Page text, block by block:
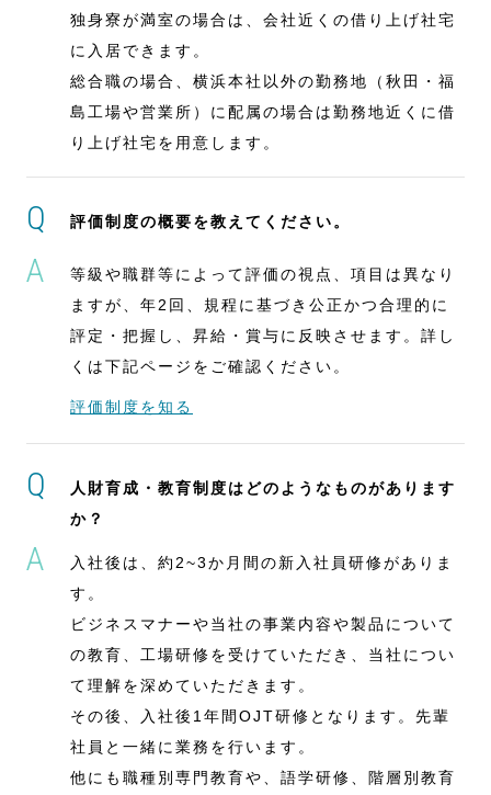
独身寮が満室の場合は、会社近くの借り上げ社宅
に入居できます。
総合職の場合、横浜本社以外の勤務地（秋田・福
島工場や営業所）に配属の場合は勤務地近くに借
り上げ社宅を用意します。
評価制度の概要を教えてください。
等級や職群等によって評価の視点、項目は異なり
ますが、年2回、規程に基づき公正かつ合理的に
評定・把握し、昇給・賞与に反映させます。詳し
くは下記ページをご確認ください。
評価制度を知る
人財育成・教育制度はどのようなものがあります
か？
入社後は、約2~3か月間の新入社員研修がありま
す。
ビジネスマナーや当社の事業内容や製品について
の教育、工場研修を受けていただき、当社につい
て理解を深めていただきます。
その後、入社後1年間OJT研修となります。先輩
社員と一緒に業務を行います。
他にも職種別専門教育や、語学研修、階層別教育